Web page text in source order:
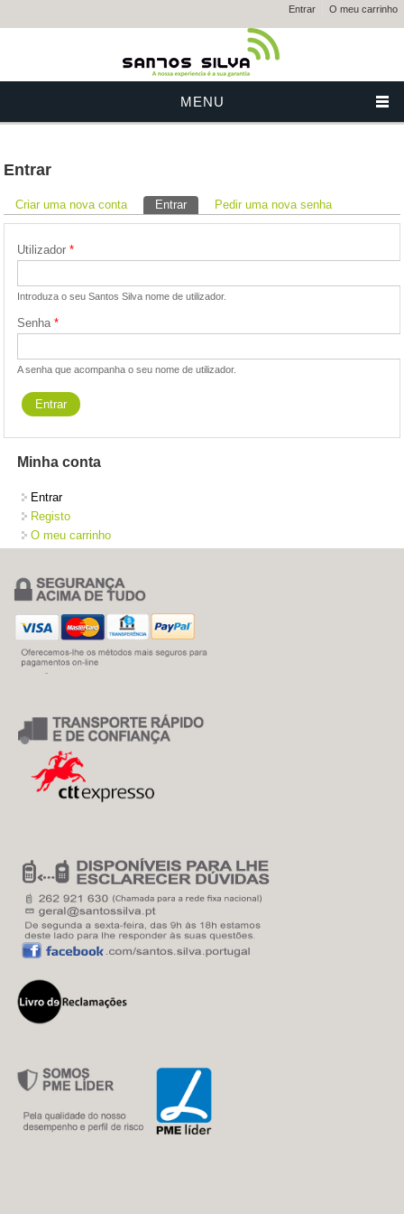
Entrar O meu carrinho
MENU
Entrar
Separadores primários
Criar uma nova conta Entrar (separador ativo)
Pedir uma nova senha
Utilizador *
Introduza o seu Santos Silva nome de utilizador.
Senha *
A senha que acompanha o seu nome de utilizador.
Minha conta
Entrar
Registo
O meu carrinho